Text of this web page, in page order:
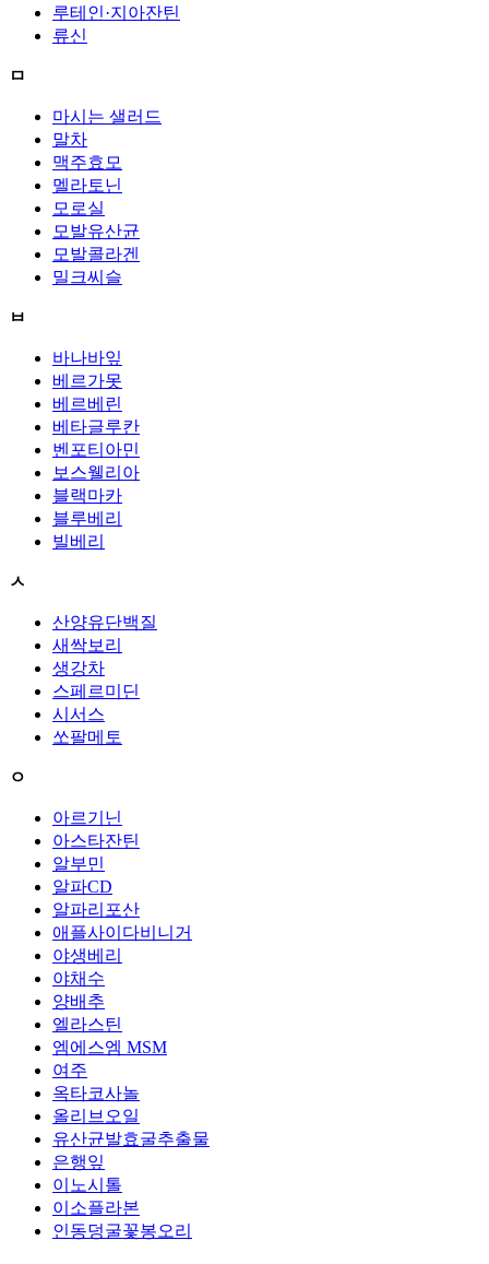
루테인·지아잔틴
류신
ㅁ
마시는 샐러드
말차
맥주효모
멜라토닌
모로실
모발유산균
모발콜라겐
밀크씨슬
ㅂ
바나바잎
베르가못
베르베린
베타글루칸
벤포티아민
보스웰리아
블랙마카
블루베리
빌베리
ㅅ
산양유단백질
새싹보리
생강차
스페르미딘
시서스
쏘팔메토
ㅇ
아르기닌
아스타잔틴
알부민
알파CD
알파리포산
애플사이다비니거
야생베리
야채수
양배추
엘라스틴
엠에스엠 MSM
여주
옥타코사놀
올리브오일
유산균발효굴추출물
은행잎
이노시톨
이소플라본
인동덩굴꽃봉오리